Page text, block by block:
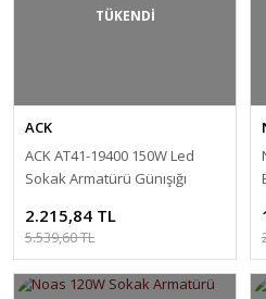
TÜKENDİ
ACK
ACK AT41-19400 150W Led
Sokak Armatürü Günışığı
2.215,84 TL
5.539,60 TL